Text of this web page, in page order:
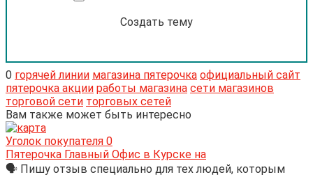
Создать тему
0 горячей линии магазина пятерочка официальный сайт
пятерочка акции работы магазина сети магазинов
торговой сети торговых сетей
Вам также может быть интересно
Уголок покупателя 0
Пятерочка Главный Офис в Курске на
🗣 Пишу отзыв специально для тех людей, которым